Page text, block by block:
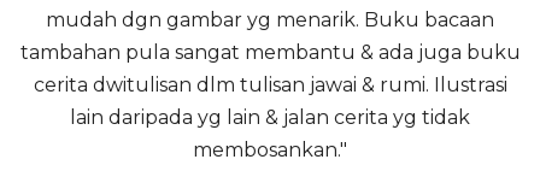
mudah dgn gambar yg menarik. Buku bacaan
tambahan pula sangat membantu & ada juga buku
cerita dwitulisan dlm tulisan jawai & rumi. Ilustrasi
lain daripada yg lain & jalan cerita yg tidak
membosankan."